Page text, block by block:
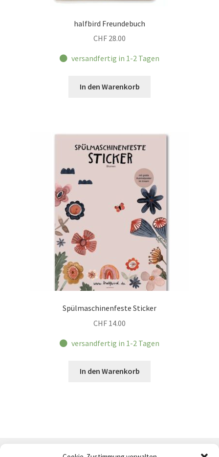
halfbird Freundebuch
CHF 28.00
versandfertig in 1-2 Tagen
In den Warenkorb
Spülmaschinenfeste Sticker
CHF 14.00
versandfertig in 1-2 Tagen
In den Warenkorb